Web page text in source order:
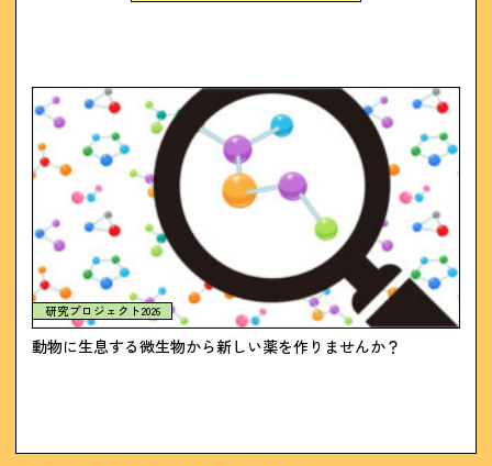
研究プロジェクト2026
動物に生息する微生物から新しい薬を作りませんか？